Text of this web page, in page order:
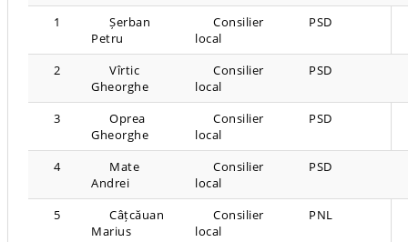
1
Șerban
Petru
Consilier
local
PSD
2
Vîrtic
Gheorghe
Consilier
local
PSD
3
Oprea
Gheorghe
Consilier
local
PSD
4
Mate
Andrei
Consilier
local
PSD
5
Câțcăuan
Marius
Consilier
local
PNL